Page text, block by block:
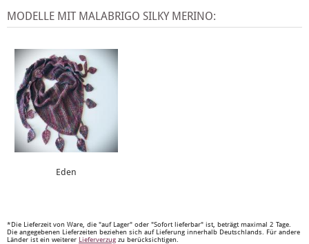
MODELLE MIT MALABRIGO SILKY MERINO:
Eden
*Die Lieferzeit von Ware, die "auf Lager" oder "Sofort lieferbar" ist, beträgt maximal 2 Tage.
Die angegebenen Lieferzeiten beziehen sich auf Lieferung innerhalb Deutschlands. Für andere
Länder ist ein weiterer Lieferverzug zu berücksichtigen.